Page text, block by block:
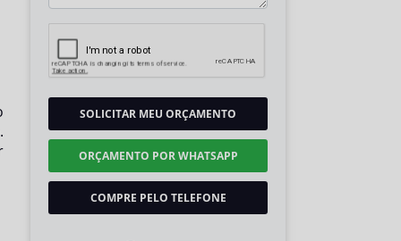
SOLICITAR MEU ORÇAMENTO
ORÇAMENTO POR WHATSAPP
COMPRE PELO TELEFONE